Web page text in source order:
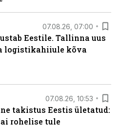
07.08.26, 07:00
Eestile. Tallinna uus
logistikahiiule kõva
07.08.26, 10:53
takistus Eestis ületatud:
rohelise tule